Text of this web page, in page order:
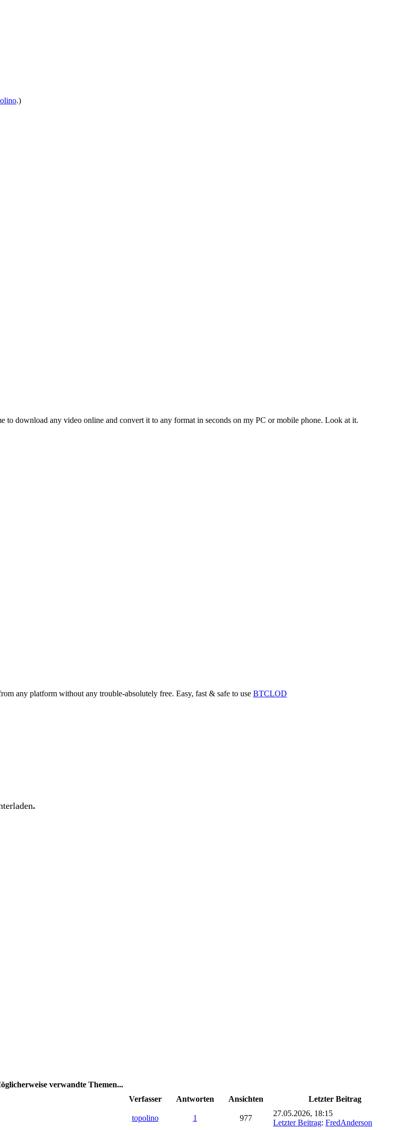
.)
to download any video online and convert it to any format in seconds on my PC or mobile phone. Look at it.
any platform without any trouble-absolutely free. Easy, fast & safe to use BTCLOD
.
verwandte Themen...
Verfasser Antworten Ansichten Letzter Beitrag
topolino 1 977
27.05.2026, 18:15
Letzter Beitrag: FredAnderson